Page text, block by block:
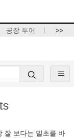
공장 투어 >>
잘 보다는 밀초를 바